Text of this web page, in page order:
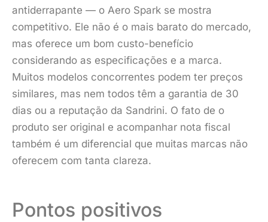
antiderrapante — o Aero Spark se mostra
competitivo. Ele não é o mais barato do mercado,
mas oferece um bom custo-benefício
considerando as especificações e a marca.
Muitos modelos concorrentes podem ter preços
similares, mas nem todos têm a garantia de 30
dias ou a reputação da Sandrini. O fato de o
produto ser original e acompanhar nota fiscal
também é um diferencial que muitas marcas não
oferecem com tanta clareza.
Pontos positivos